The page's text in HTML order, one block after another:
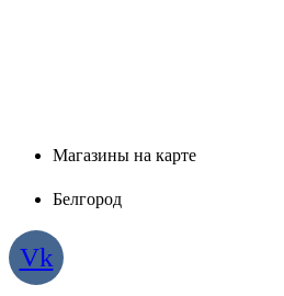
Магазины на карте
Белгород
Vk